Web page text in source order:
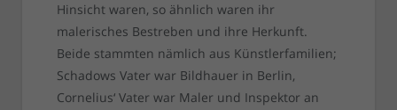
Hinsicht waren, so ähnlich waren ihr
malerisches Bestreben und ihre Herkunft.
Beide stammten nämlich aus Künstlerfamilien;
Schadows Vater war Bildhauer in Berlin,
Cornelius‘ Vater war Maler und Inspektor an